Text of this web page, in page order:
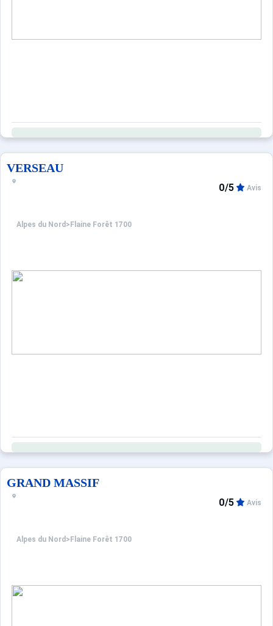
VERSEAU
Alpes du Nord > Flaine Forêt 1700
0/5 Avis
GRAND MASSIF
Alpes du Nord > Flaine Forêt 1700
0/5 Avis